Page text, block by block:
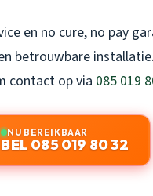
en no cure, no pay
betrouwbare
contact op via 085 019
NU BEREIKBAAR
BEL 085 019 80 32